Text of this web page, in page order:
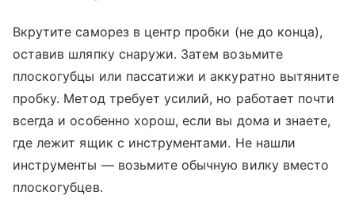
Вкрутите саморез в центр пробки (не до конца),
оставив шляпку снаружи. Затем возьмите
плоскогубцы или пассатижи и аккуратно вытяните
пробку. Метод требует усилий, но работает почти
всегда и особенно хорош, если вы дома и знаете,
где лежит ящик с инструментами. Не нашли
инструменты — возьмите обычную вилку вместо
плоскогубцев.